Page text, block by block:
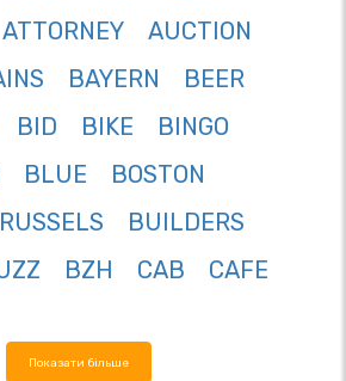
ATTORNEY
AUCTION
BAYERN
BEER
BID BIKE
BINGO
BLUE
BOSTON
BUILDERS
BZH CAB
CAFE
Показати більше